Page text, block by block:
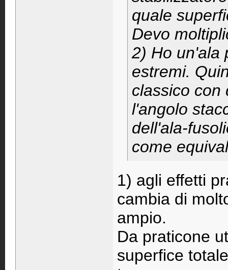
quale
Devo
2) Ho un'ala
estremi.
classico con
l'angolo
dell'ala-
come
1) agli effetti
cambia di
ampio.
Da praticone
superfice